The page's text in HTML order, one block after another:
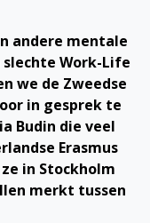
andere mentale
Work-Life
we de Zweedse
in gesprek te
Budin die veel
Erasmus
in Stockholm
merkt tussen